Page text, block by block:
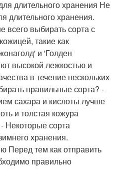
длительного хранения Не
длительного хранения.
всего выбирать сорта с
такие как
и 'Голден
высокой лежкостью и
в течение нескольких
правильные сорта? -
сахара и кислоты лучше
и толстая кожура
Некоторые сорта
хранения.
Перед тем как отправить
правильно